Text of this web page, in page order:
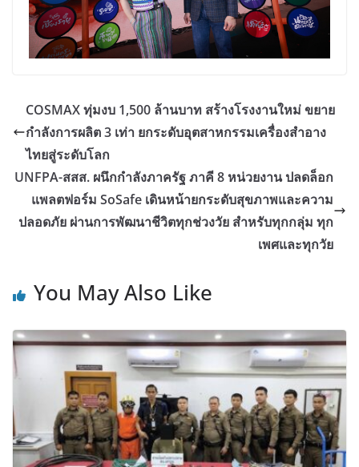
COSMAX ทุ่มงบ 1,500 ล้านบาท สร้างโรงงานใหม่ ขยาย
กำลังการผลิต 3 เท่า ยกระดับอุตสาหกรรมเครื่องสำอาง
ไทยสู่ระดับโลก
UNFPA-สสส. ผนึกกำลังภาครัฐ ภาคี 8 หน่วยงาน ปลดล็อก
แพลตฟอร์ม SoSafe เดินหน้ายกระดับสุขภาพและความ
ปลอดภัย ผ่านการพัฒนาชีวิตทุกช่วงวัย สำหรับทุกกลุ่ม ทุก
เพศและทุกวัย
You May Also Like